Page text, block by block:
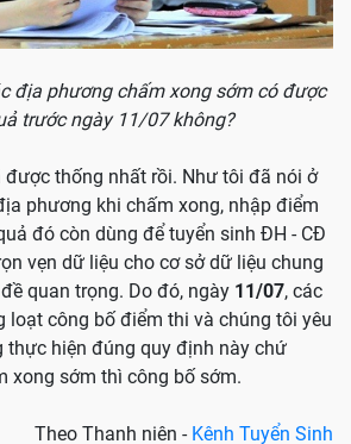
địa phương chấm xong sớm có được
trước ngày 11/07 không?
được thống nhất rồi. Như tôi đã nói ở
phương khi chấm xong, nhập điểm
đó còn dùng để tuyển sinh ĐH - CĐ
vẹn dữ liệu cho cơ sở dữ liệu chung
quan trọng. Do đó, ngày 11/07, các
loạt công bố điểm thi và chúng tôi yêu
thực hiện đúng quy định này chứ
xong sớm thì công bố sớm.
Theo Thanh niên - Kênh Tuyển Sinh